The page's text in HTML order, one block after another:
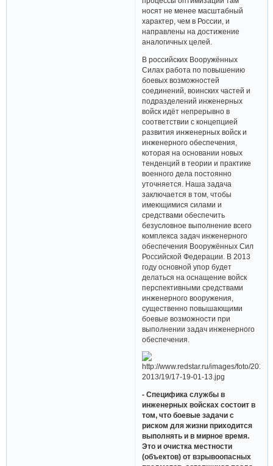
носят не менее масштабный
характер, чем в России, и
направлены на достижение
аналогичных целей.
В российских Вооружённых
Силах работа по повышению
боевых возможностей
соединений, воинских частей и
подразделений инженерных
войск идёт непрерывно в
соответствии с концепцией
развития инженерных войск и
инженерного обеспечения,
которая на основании новых
тенденций в теории и практике
военного дела постоянно
уточняется. Наша задача
заключается в том, чтобы
имеющимися силами и
средствами обеспечить
безусловное выполнение всего
комплекса задач инженерного
обеспечения Вооружённых Сил
Российской Федерации. В 2013
году основной упор будет
делаться на оснащение войск
перспективными средствами
инженерного вооружения,
существенно повышающими
боевые возможности при
выполнении задач инженерного
обеспечения.
- Специфика службы в
инженерных войсках состоит в
том, что боевые задачи с
риском для жизни приходится
выполнять и в мирное время.
Это и очистка местности
(объектов) от взрывоопасных